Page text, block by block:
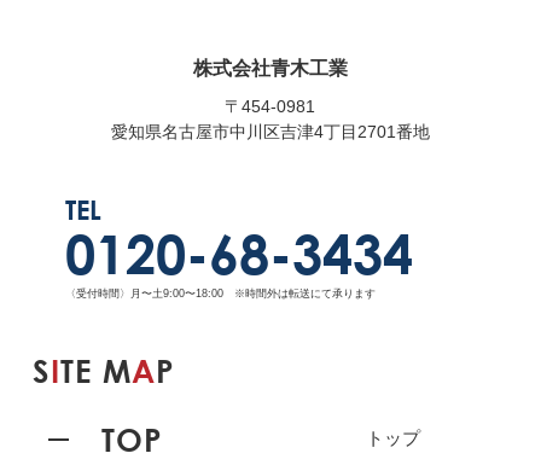
株式会社青木工業
〒454-0981
愛知県名古屋市中川区吉津4丁目2701番地
TEL
0120-68-3434
〈受付時間〉月〜土9:00〜18:00 ※時間外は転送にて承ります
SITE MAP
TOP
トップ